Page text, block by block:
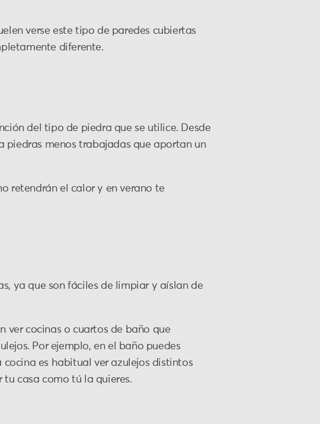
verse este tipo de paredes cubiertas
diferente.
del tipo de piedra que se utilice. Desde
piedras menos trabajadas que aportan un
retendrán el calor y en verano te
ya que son fáciles de limpiar y aíslan de
ver cocinas o cuartos de baño que
Por ejemplo, en el baño puedes
es habitual ver azulejos distintos
tu casa como tú la quieres.